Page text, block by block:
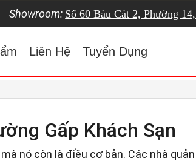
Showroom: Số 60 Bàu Cát 2, Phường
Liên Hệ Tuyển Dụng
Gấp Khách Sạn
nó còn là điều cơ bản. Các nhà